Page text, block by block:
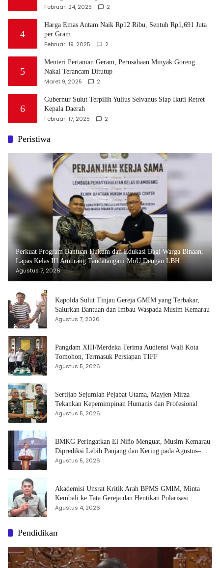
Februari 24, 2025 2
4
Harga Emas Antam Naik Rp12 Ribu, Sentuh Rp1,691 Juta
per Gram
Februari 19, 2025 2
5
Menteri Pertanian Geram, Perusahaan Minyak Goreng
Nakal Terancam Ditutup
Maret 9, 2025 2
6
Gubernur Sulut Terpilih Yulius Selvanus Siap Ikuti Retret
Kepala Daerah
Februari 17, 2025 2
Peristiwa
Perkuat Program Bantuan Hukum dan Edukasi Bagi Warga Binaan,
Lapas Kelas III Amurang Tandatangani MoU Dengan LBH
KASALANG CENTER
Agustus 7, 2026
Kapolda Sulut Tinjau Gereja GMIM yang Terbakar,
Salurkan Bantuan dan Imbau Waspada Musim Kemarau
Agustus 7, 2026
Pangdam XIII/Merdeka Terima Audiensi Wali Kota
Tomohon, Termasuk Persiapan TIFF
Agustus 5, 2026
Sertijab Sejumlah Pejabat Utama, Mayjen Mirza
Tekankan Kepemimpinan Humanis dan Profesional
Agustus 5, 2026
BMKG Peringatkan El Niño Menguat, Musim Kemarau
Diprediksi Lebih Panjang dan Kering pada Agustus–
September
Agustus 5, 2026
Akademisi Unsrat Kritik Arah BPMS GMIM, Minta
Kembali ke Tata Gereja dan Hentikan Polarisasi
Agustus 4, 2026
Pendidikan